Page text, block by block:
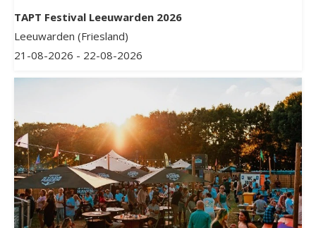
TAPT Festival Leeuwarden 2026
Leeuwarden (Friesland)
21-08-2026 - 22-08-2026